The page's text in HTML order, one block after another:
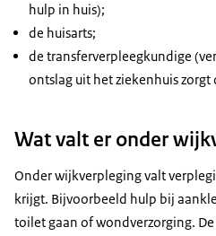
hulp in huis);
de huisarts;
de transferverpleegkundige
ontslag uit het ziekenhuis zorgt
Wat valt er onder
Onder wijkverpleging valt
krijgt. Bijvoorbeeld hulp bij
toilet gaan of wondverzorging.